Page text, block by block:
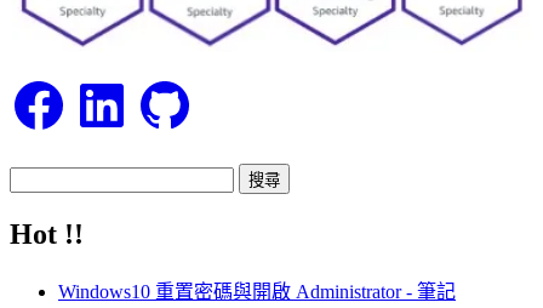
FacebookLinkedIn GitHub
關
Hot !!
Windows10 重置密碼與開啟 Administrator - 筆記